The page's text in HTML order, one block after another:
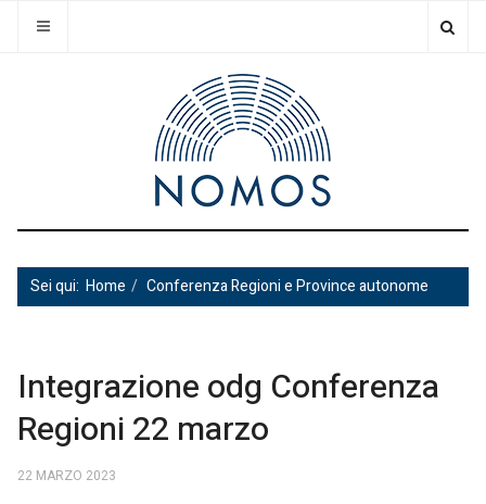
Sei qui: Home Conferenza Regioni e Province autonome
Integrazione odg Conferenza
Regioni 22 marzo
22 MARZO 2023